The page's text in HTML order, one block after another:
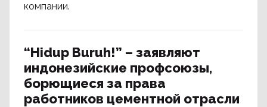
компании.
“Hidup Buruh!” – заявляют
индонезийские профсоюзы,
борющиеся за права
работников цементной отрасли